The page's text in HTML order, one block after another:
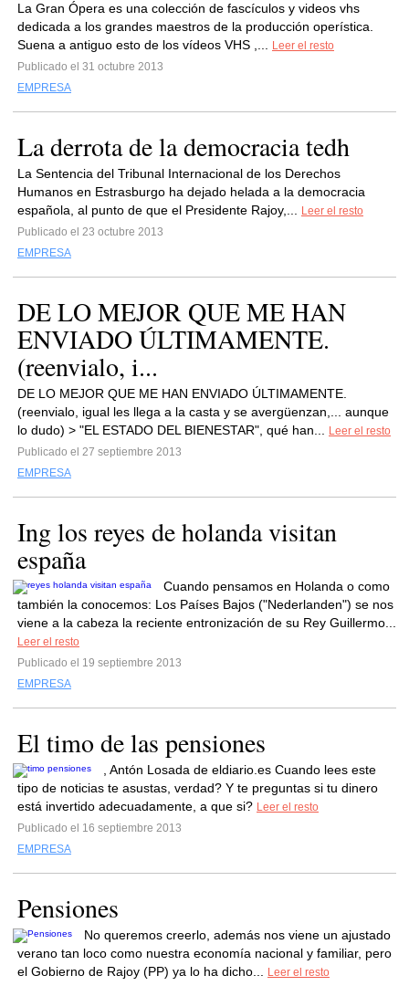
La Gran Ópera es una colección de fascículos y videos vhs
dedicada a los grandes maestros de la producción operística.
Suena a antiguo esto de los vídeos VHS ,...
Leer el resto
Publicado el 31 octubre 2013
EMPRESA
La derrota de la democracia tedh
La Sentencia del Tribunal Internacional de los Derechos
Humanos en Estrasburgo ha dejado helada a la democracia
española, al punto de que el Presidente Rajoy,...
Leer el resto
Publicado el 23 octubre 2013
EMPRESA
DE LO MEJOR QUE ME HAN
ENVIADO ÚLTIMAMENTE.
(reenvialo, i...
DE LO MEJOR QUE ME HAN ENVIADO ÚLTIMAMENTE.
(reenvialo, igual les llega a la casta y se avergüenzan,... aunque
lo dudo) > "EL ESTADO DEL BIENESTAR", qué han...
Leer el resto
Publicado el 27 septiembre 2013
EMPRESA
Ing los reyes de holanda visitan
españa
Cuando pensamos en Holanda o como
también la conocemos: Los Países Bajos ("Nederlanden") se nos
viene a la cabeza la reciente entronización de su Rey Guillermo...
Leer el resto
Publicado el 19 septiembre 2013
EMPRESA
El timo de las pensiones
, Antón Losada de eldiario.es Cuando lees este
tipo de noticias te asustas, verdad? Y te preguntas si tu dinero
está invertido adecuadamente, a que si? Leer el resto
Publicado el 16 septiembre 2013
EMPRESA
Pensiones
No queremos creerlo, además nos viene un ajustado
verano tan loco como nuestra economía nacional y familiar, pero
el Gobierno de Rajoy (PP) ya lo ha dicho...
Leer el resto